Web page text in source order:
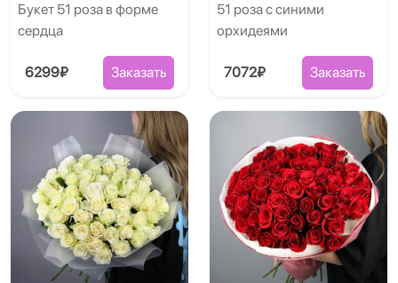
Букет 51 роза в форме
сердца
6299₽ Заказать
51 роза с синими
орхидеями
7072₽ Заказать